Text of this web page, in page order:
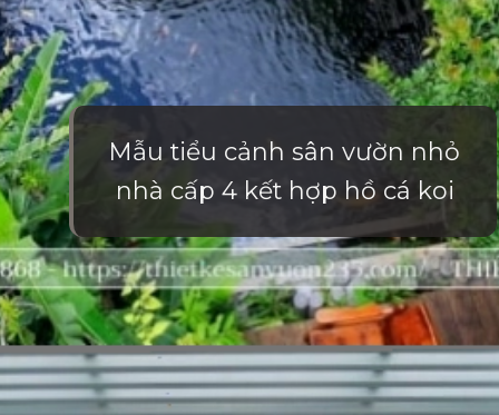
Mẫu tiểu cảnh sân vườn nhỏ
nhà cấp 4 kết hợp hồ cá koi
Đang mở https://vietnamxua.edu.vn/san-vuon-nho-truoc-nha-cap-4